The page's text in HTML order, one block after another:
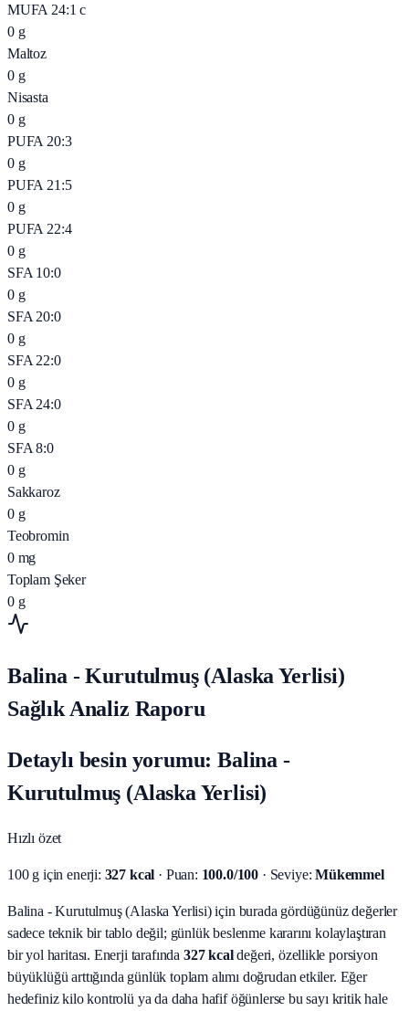
MUFA 24:1 c
0 g
Maltoz
0 g
Nisasta
0 g
PUFA 20:3
0 g
PUFA 21:5
0 g
PUFA 22:4
0 g
SFA 10:0
0 g
SFA 20:0
0 g
SFA 22:0
0 g
SFA 24:0
0 g
SFA 8:0
0 g
Sakkaroz
0 g
Teobromin
0 mg
Toplam Şeker
0 g
Balina - Kurutulmuş (Alaska Yerlisi)
Sağlık Analiz Raporu
Detaylı besin yorumu: Balina -
Kurutulmuş (Alaska Yerlisi)
Hızlı özet
100 g için enerji: 327 kcal · Puan: 100.0/100 · Seviye: Mükemmel
Balina - Kurutulmuş (Alaska Yerlisi) için burada gördüğünüz değerler
sadece teknik bir tablo değil; günlük beslenme kararını kolaylaştıran
bir yol haritası. Enerji tarafında 327 kcaldeğeri, özellikle porsiyon
büyüklüğü arttığında günlük toplam alımı doğrudan etkiler. Eğer
hedefiniz kilo kontrolü ya da daha hafif öğünlerse bu sayı kritik hale